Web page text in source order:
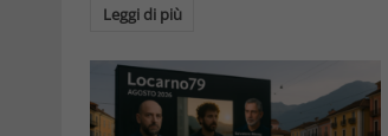
Leggi di più